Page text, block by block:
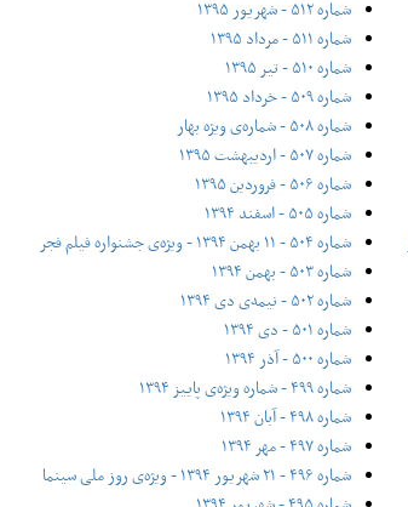
شماره ۵۱۲ - شهریور ۱۳۹۵
شماره ۵۱۱ - مرداد ۱۳۹۵
شماره ۵۱۰ - تیر ۱۳۹۵
شماره ۵۰۹ - خرداد ۱۳۹۵
شماره ۵۰۸ - شماره‌ی ویژه بهار
شماره ۵۰۷ - اردیبهشت ۱۳۹۵
شماره ۵۰۶ - فروردین ۱۳۹۵
شماره ۵۰۵ - اسفند ۱۳۹۴
شماره ۵۰۴ - ۱۱ بهمن ۱۳۹۴ - ویژه‌ی جشنواره فیلم فجر
شماره ۵۰۳ - بهمن ۱۳۹۴
شماره ۵۰۲ - نیمه‌ی دی ۱۳۹۴
شماره ۵۰۱ - دی ۱۳۹۴
شماره ۵۰۰ - آذر ۱۳۹۴
شماره ۴۹۹ - شماره ویژه‌ی پاییز ۱۳۹۴
شماره ۴۹۸ - آبان ۱۳۹۴
شماره ۴۹۷ - مهر ۱۳۹۴
شماره ۴۹۶ - ۲۱ شهریور ۱۳۹۴ - ویژه‌ی روز ملی سینما